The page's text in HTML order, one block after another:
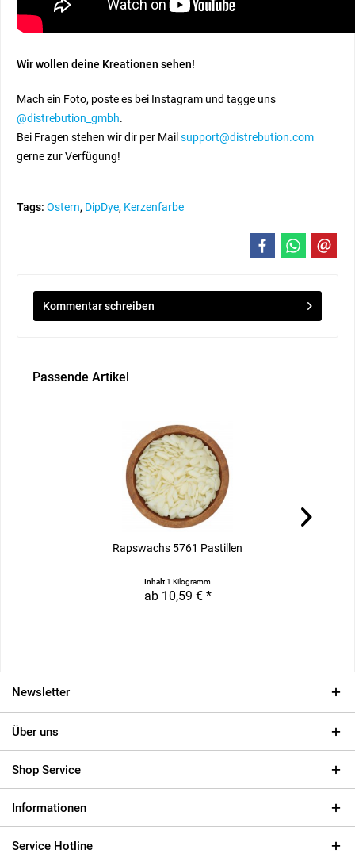
Wir wollen deine Kreationen sehen!
Mach ein Foto, poste es bei Instagram und tagge uns
@distrebution_gmbh.
Bei Fragen stehen wir dir per Mail support@distrebution.com
gerne zur Verfügung!
Tags: Ostern, DipDye, Kerzenfarbe
Kommentar schreiben
Passende Artikel
Rapswachs 5761 Pastillen
Inhalt1 Kilogramm
ab 10,59 € *
Newsletter
Über uns
Shop Service
Informationen
Service Hotline